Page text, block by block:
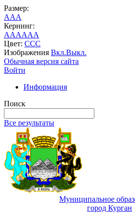
Размер:
AAA
Кернинг:
AAAAAA
Цвет: CCC
Изображения Вкл.Выкл.
Обычная версия сайта
Войти
Информация
Поиск
Все результаты
Муниципальное
город Курган